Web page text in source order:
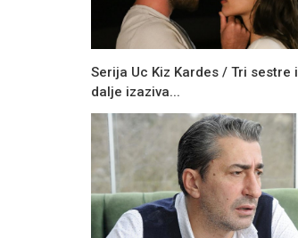
Serija Uc Kiz Kardes / Tri sestre i
dalje izaziva...